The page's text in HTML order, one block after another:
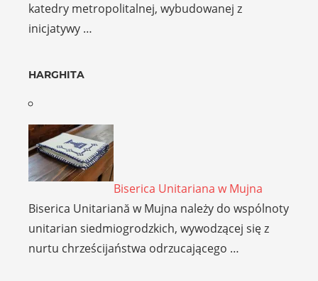
katedry metropolitalnej, wybudowanej z
inicjatywy …
HARGHITA
Biserica Unitariana w Mujna
Biserica Unitariană w Mujna należy do wspólnoty
unitarian siedmiogrodzkich, wywodzącej się z
nurtu chrześcijaństwa odrzucającego …